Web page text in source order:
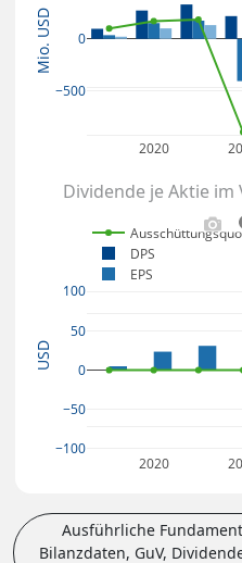
2020
−500
0
Mio. USD
Dividende je Aktie
2020
−100
−50
0
50
100
DPS
EPS
USD
Ausführliche
Bilanzdaten, GuV,